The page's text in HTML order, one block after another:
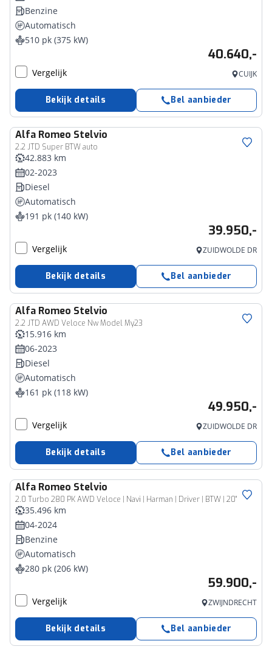
Benzine
Automatisch
510 pk (375 kW)
40.640,-
Vergelijk CUIJK
Bekijk details Bel aanbieder
Alfa Romeo Stelvio
2.2 JTD Super BTW auto
42.883 km
02-2023
Diesel
Automatisch
191 pk (140 kW)
39.950,-
Vergelijk ZUIDWOLDE DR
Bekijk details Bel aanbieder
Alfa Romeo Stelvio
2.2 JTD AWD Veloce Nw Model My23
15.916 km
06-2023
Diesel
Automatisch
161 pk (118 kW)
49.950,-
Vergelijk ZUIDWOLDE DR
Bekijk details Bel aanbieder
Alfa Romeo Stelvio
2.0 Turbo 280 PK AWD Veloce | Navi | Harman | Driver | BTW | 20"
35.496 km
04-2024
Benzine
Automatisch
280 pk (206 kW)
59.900,-
Vergelijk ZWIJNDRECHT
Bekijk details Bel aanbieder